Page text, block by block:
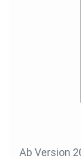
Ab Version